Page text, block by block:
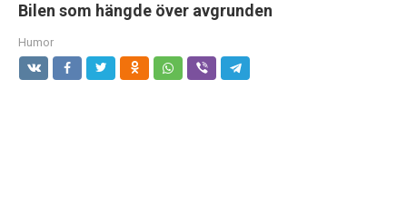
Bilen som hängde över avgrunden
Humor